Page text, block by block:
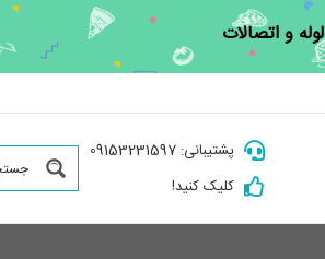
لوله و اتصالات
پشتیبانی: 09153231597
کلیک کنید!